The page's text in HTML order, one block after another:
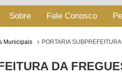
Sobre Fale Conosco
Municipais PORTARIA
DA